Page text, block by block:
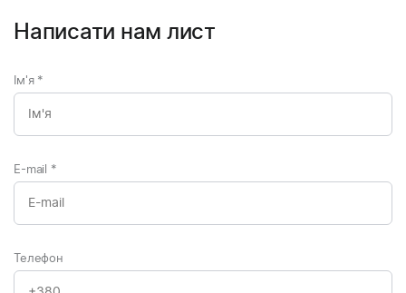
Написати нам лист
Ім'я *
E-mail *
Телефон